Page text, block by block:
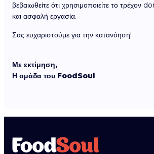
βεβαιωθείτε ότι χρησιμοποιείτε το τρέχον
και ασφαλή εργασία.
Σας ευχαριστούμε για την κατανόηση!
Με εκτίμηση,
Η ομάδα του FoodSoul